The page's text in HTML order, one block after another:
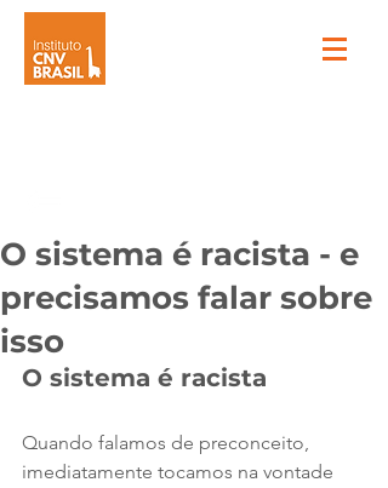
O sistema é racista - e
precisamos falar sobre
isso
O sistema é racista
Quando falamos de preconceito,
imediatamente tocamos na vontade